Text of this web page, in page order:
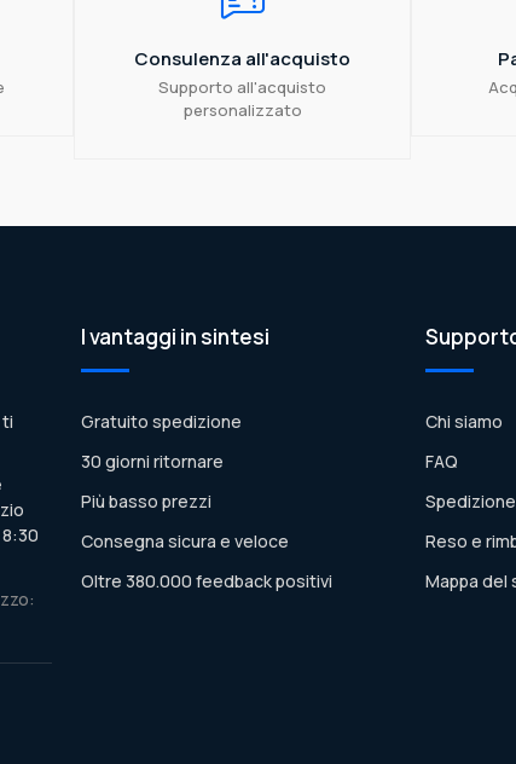
Consulenza all'acquisto
Supporto all'acquisto
personalizzato
I vantaggi in sintesi
Gratuito spedizione
30 giorni ritornare
Più basso prezzi
Consegna sicura e veloce
Oltre 380.000 feedback positivi
Chi siamo
FAQ
Reso e
Mappa del